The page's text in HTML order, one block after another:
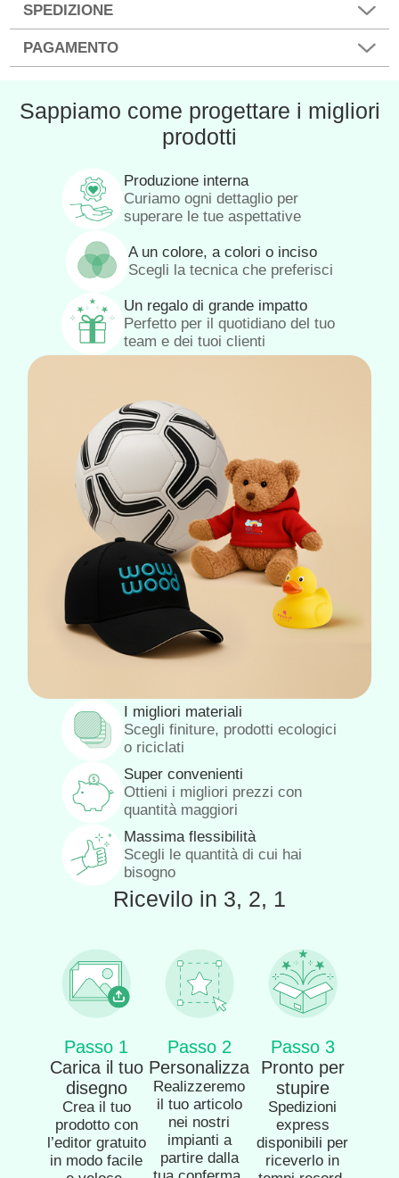
SPEDIZIONE
PAGAMENTO
Sappiamo come progettare i migliori
prodotti
Produzione interna
Curiamo ogni dettaglio per
superare le tue aspettative
A un colore, a colori o inciso
Scegli la tecnica che preferisci
Un regalo di grande impatto
Perfetto per il quotidiano del tuo
team e dei tuoi clienti
I migliori materiali
Scegli finiture, prodotti ecologici
o riciclati
Super convenienti
Ottieni i migliori prezzi con
quantità maggiori
Massima flessibilità
Scegli le quantità di cui hai
bisogno
Ricevilo in 3, 2, 1
Passo 1
Carica il tuo
disegno
Crea il tuo
prodotto con
l’editor gratuito
in modo facile
Passo 2
Personalizza
Realizzeremo
il tuo articolo
nei nostri
impianti a
partire dalla
Passo 3
Pronto per
stupire
Spedizioni
express
disponibili per
riceverlo in